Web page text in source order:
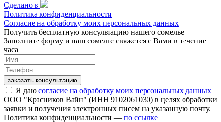
Сделано в
Политика конфиденциальности
Согласие на обработку моих персональных данных
Получить бесплатную консультацию нашего сомелье
Заполните форму и наш сомелье свяжется с Вами в течение
часа
заказать консультацию
Я даю согласие на обработку моих персональных данных
ООО "Красников Вайн" (ИНН 9102061030) в целях обработки
заявки и получения электронных писем на указанную почту.
Политика конфиденциальности — по ссылке